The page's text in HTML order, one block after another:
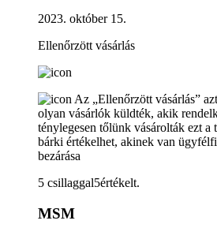
2023. október 15.
Ellenőrzött vásárlás
Az „Ellenőrzött vásárlás”
olyan vásárlók küldték, akik
ténylegesen tőlünk vásárolták ezt a
bárki értékelhet, akinek van
bezárása
5 csillaggal5értékelt.
MSM